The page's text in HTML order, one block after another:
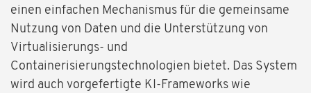
einen einfachen Mechanismus für die gemeinsame
Nutzung von Daten und die Unterstützung von
Virtualisierungs- und
Containerisierungstechnologien bietet. Das System
wird auch vorgefertigte KI-Frameworks wie